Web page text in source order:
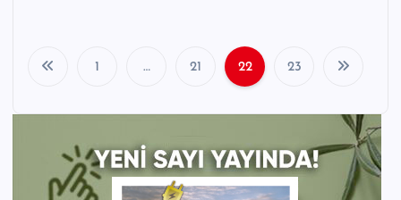
z
1 … 21 22 23